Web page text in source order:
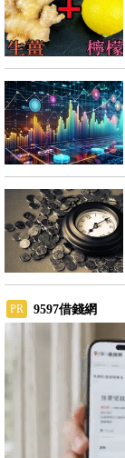
PR 9597借錢網